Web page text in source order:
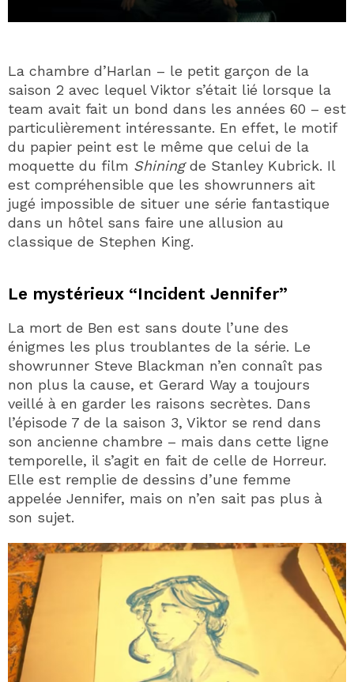
La chambre d’Harlan – le petit garçon de la
saison 2 avec lequel Viktor s’était lié lorsque la
team avait fait un bond dans les années 60 – est
particulièrement intéressante. En effet, le motif
du papier peint est le même que celui de la
moquette du film Shiningde Stanley Kubrick. Il
est compréhensible que les showrunners ait
jugé impossible de situer une série fantastique
dans un hôtel sans faire une allusion au
classique de Stephen King.
Le mystérieux “Incident Jennifer”
La mort de Ben est sans doute l’une des
énigmes les plus troublantes de la série. Le
showrunner Steve Blackman n’en connaît pas
non plus la cause, et Gerard Way a toujours
veillé à en garder les raisons secrètes. Dans
l’épisode 7 de la saison 3, Viktor se rend dans
son ancienne chambre – mais dans cette ligne
temporelle, il s’agit en fait de celle de Horreur.
Elle est remplie de dessins d’une femme
appelée Jennifer, mais on n’en sait pas plus à
son sujet.